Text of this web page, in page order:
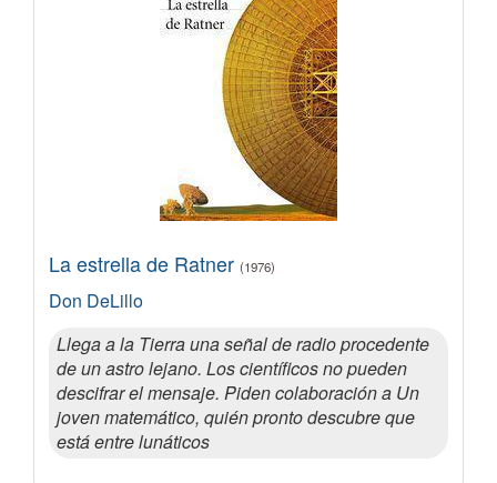
La estrella de Ratner (1976)
Don DeLillo
Llega a la Tierra una señal de radio procedente
de un astro lejano. Los científicos no pueden
descifrar el mensaje. Piden colaboración a Un
joven matemático, quién pronto descubre que
está entre lunáticos